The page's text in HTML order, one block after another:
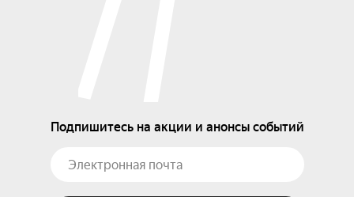
Подпишитесь на акции и анонсы событий